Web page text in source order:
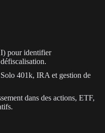
pour identifier
401k, IRA et gestion de
dans des actions, ETF,